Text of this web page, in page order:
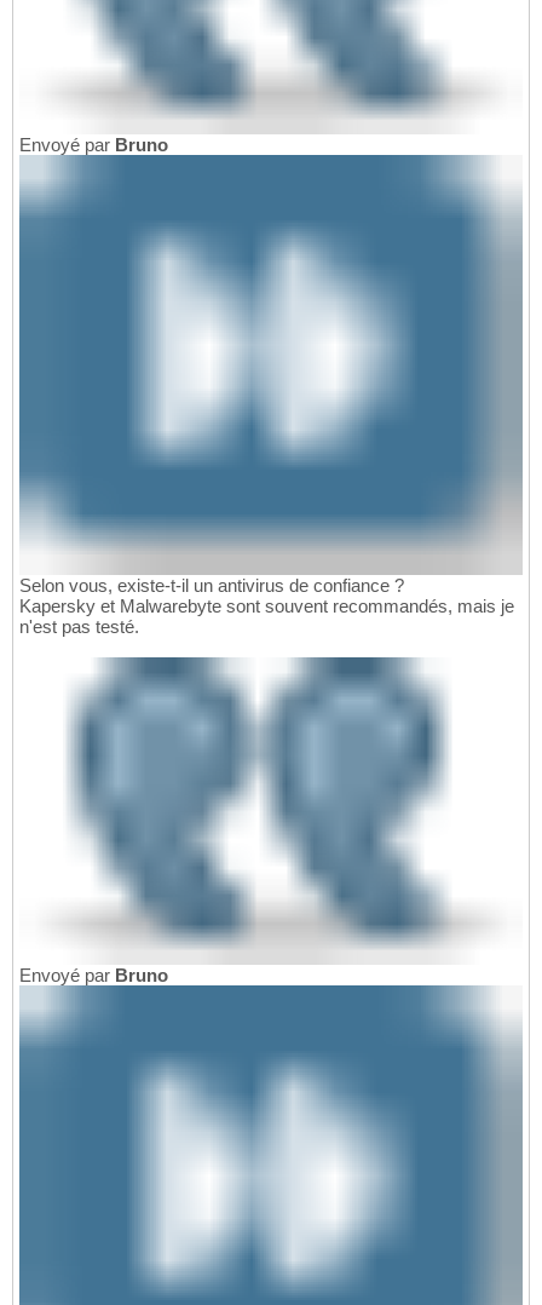
Envoyé par Bruno
Selon vous, existe-t-il un antivirus de confiance ?
Kapersky et Malwarebyte sont souvent recommandés, mais je
n'est pas testé.
Envoyé par Bruno